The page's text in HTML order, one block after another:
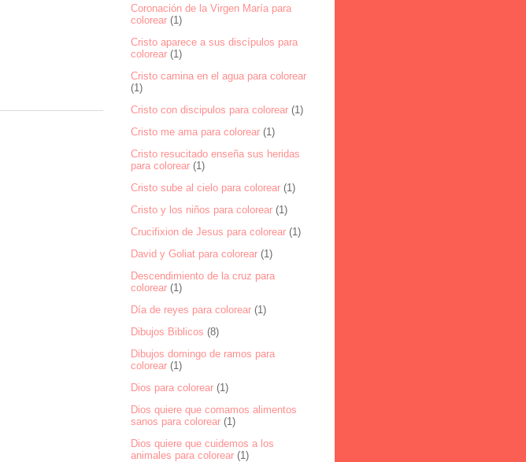
Coronación de la Virgen María para
colorear (1)
Cristo aparece a sus discípulos para
colorear (1)
Cristo camina en el agua para colorear
(1)
Cristo con discipulos para colorear (1)
Cristo me ama para colorear (1)
Cristo resucitado enseña sus heridas
para colorear (1)
Cristo sube al cielo para colorear (1)
Cristo y los niños para colorear (1)
Crucifixion de Jesus para colorear (1)
David y Goliat para colorear (1)
Descendimiento de la cruz para
colorear (1)
Día de reyes para colorear (1)
Dibujos Biblicos (8)
Dibujos domingo de ramos para
colorear (1)
Dios para colorear (1)
Dios quiere que comamos alimentos
sanos para colorear (1)
Dios quiere que cuidemos a los
animales para colorear (1)